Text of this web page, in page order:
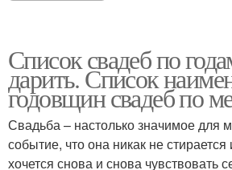
Список свадеб по
дарить. Список
годовщин свадеб по
Свадьба – настолько значимое для
событие, что она никак не
хочется снова и снова чувствовать